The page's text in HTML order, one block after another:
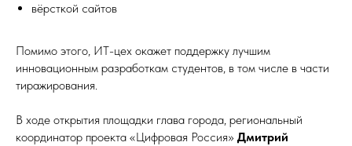
вёрсткой сайтов
Помимо этого, ИТ-цех окажет поддержку лучшим
инновационным разработкам студентов, в том числе в части
тиражирования.
В ходе открытия площадки глава города, региональный
координатор проекта «Цифровая Россия» Дмитрий